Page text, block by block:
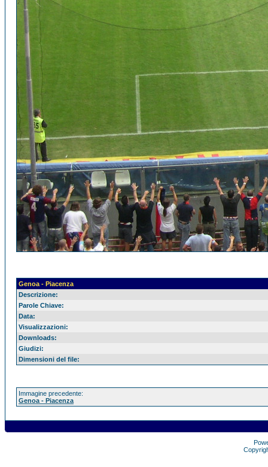
Genoa - Piacenza
Descrizione:
Parole Chiave:
Data:
Visualizzazioni:
Downloads:
Giudizi:
Dimensioni del file:
Immagine precedente:
Genoa - Piacenza